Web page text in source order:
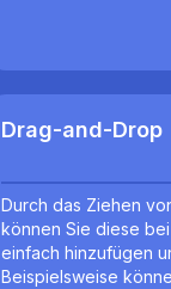
Drag-and-Drop
Durch das Ziehen
können Sie diese
einfach hinzufügen
Beispielsweise